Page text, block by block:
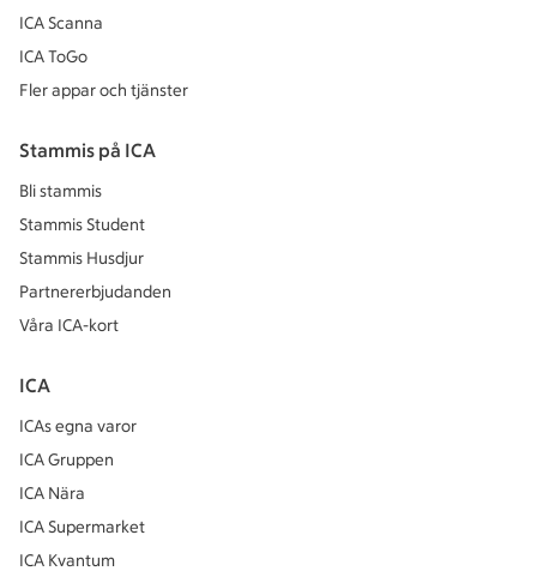
ICA Scanna
ICA ToGo
Fler appar och tjänster
Stammis på ICA
Bli stammis
Stammis Student
Stammis Husdjur
Partnererbjudanden
Våra ICA-kort
ICA
ICAs egna varor
ICA Gruppen
ICA Nära
ICA Supermarket
ICA Kvantum